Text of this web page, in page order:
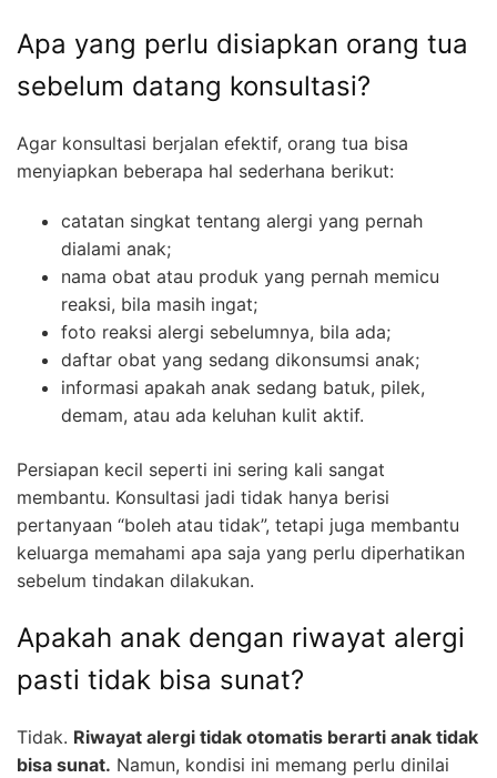
Apa yang perlu disiapkan orang tua
sebelum datang konsultasi?
Agar konsultasi berjalan efektif, orang tua bisa
menyiapkan beberapa hal sederhana berikut:
catatan singkat tentang alergi yang pernah
dialami anak;
nama obat atau produk yang pernah memicu
reaksi, bila masih ingat;
foto reaksi alergi sebelumnya, bila ada;
daftar obat yang sedang dikonsumsi anak;
informasi apakah anak sedang batuk, pilek,
demam, atau ada keluhan kulit aktif.
Persiapan kecil seperti ini sering kali sangat
membantu. Konsultasi jadi tidak hanya berisi
pertanyaan “boleh atau tidak”, tetapi juga membantu
keluarga memahami apa saja yang perlu diperhatikan
sebelum tindakan dilakukan.
Apakah anak dengan riwayat alergi
pasti tidak bisa sunat?
Tidak. Riwayat alergi tidak otomatis berarti anak tidak
bisa sunat. Namun, kondisi ini memang perlu dinilai